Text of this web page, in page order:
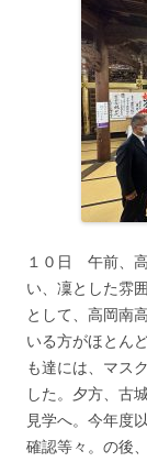
１０日 午前、
い、凜とした雰
として、高岡南
いる方がほとん
も達には、マス
した。夕方、古
見学へ。今年度
確認等々。の後